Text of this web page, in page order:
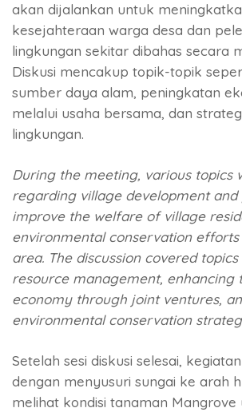
akan dijalankan untuk
kesejahteraan warga desa dan
lingkungan sekitar dibahas secara
Diskusi mencakup topik-topik
sumber daya alam, peningkatan
melalui usaha bersama, dan
lingkungan.
During the meeting, various topics
regarding village development
improve the welfare of village
environmental conservation
area. The discussion covered
resource management, enhancing
economy through joint ventures,
environmental conservation
Setelah sesi diskusi selesai,
dengan menyusuri sungai ke arah
melihat kondisi tanaman